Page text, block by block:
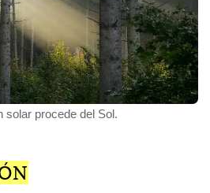
solar procede del Sol.